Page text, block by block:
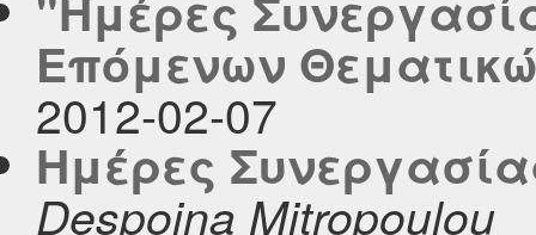
Επόμενων
2012-02-07
Ημέρες
Despoina Mitropoulou